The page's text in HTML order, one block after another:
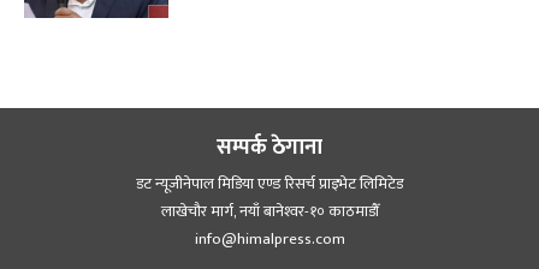
सम्पर्क ठेगाना
डट न्यूजीनेपाल मिडिया एण्ड रिसर्च प्राइभेट लिमिटेड
लाखेचौर मार्ग, नयाँ बानेश्‍वर-१० काठमाडौँ
info@himalpress.com